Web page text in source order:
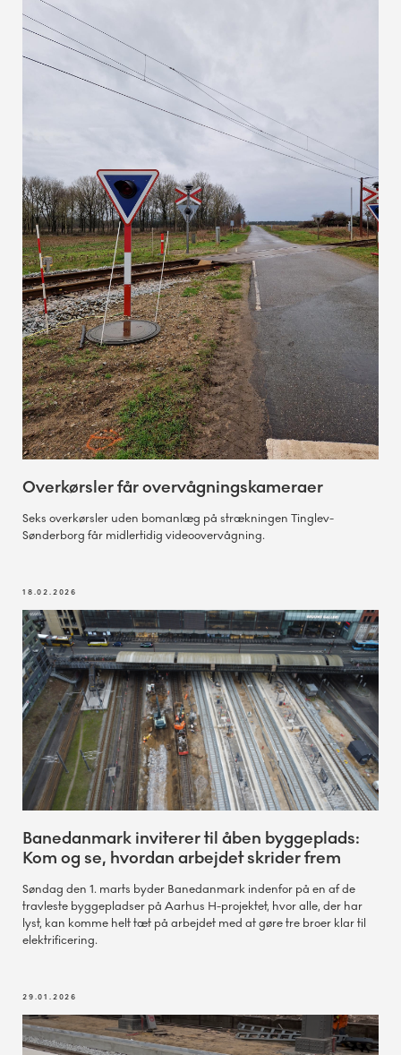
Overkørsler får overvågningskameraer
Seks overkørsler uden bomanlæg på strækningen Tinglev-
Sønderborg får midlertidig videoovervågning.
18.02.2026
Banedanmark inviterer til åben byggeplads:
Kom og se, hvordan arbejdet skrider frem
Søndag den 1. marts byder Banedanmark indenfor på en af de
travleste byggepladser på Aarhus H-projektet, hvor alle, der har
lyst, kan komme helt tæt på arbejdet med at gøre tre broer klar til
elektrificering.
29.01.2026